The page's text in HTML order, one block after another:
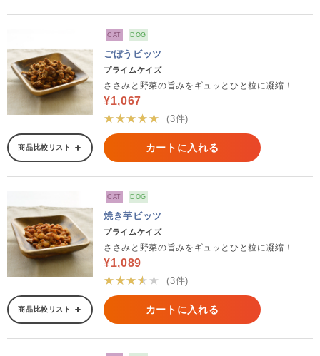
CAT DOG
ごぼうビッツ
プライムケイズ
ささみと野菜の旨みをギュッとひと粒に凝縮！
¥1,067
★★★★★
(3件)
商品比較リスト カートに入れる
CAT DOG
焼き芋ビッツ
プライムケイズ
ささみと野菜の旨みをギュッとひと粒に凝縮！
¥1,089
★★★★★
(3件)
商品比較リスト カートに入れる